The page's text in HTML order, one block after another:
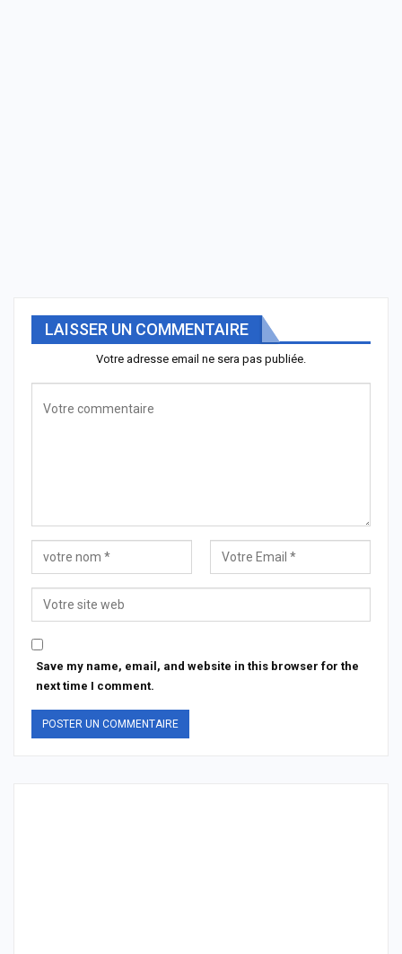
LAISSER UN COMMENTAIRE
Votre adresse email ne sera pas publiée.
Save my name, email, and website in this browser for the
next time I comment.